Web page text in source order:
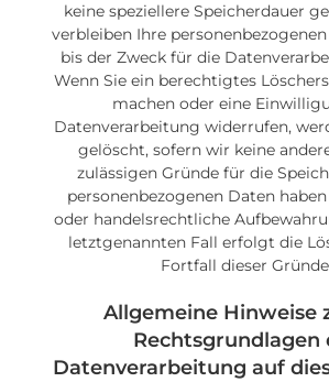
keine speziellere Speicherdauer
verbleiben Ihre
bis der Zweck für die
Wenn Sie ein berechtigtes
machen oder eine
Datenverarbeitung widerrufen,
gelöscht, sofern wir keine
zulässigen Gründe für die
personenbezogenen Daten
oder handelsrechtliche
letztgenannten Fall erfolgt die
Fortfall dieser
Allgemeine Hinweise
Rechtsgrundlagen
Datenverarbeitung auf